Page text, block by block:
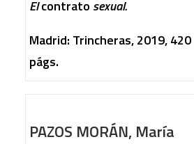
Elcontrato sexual.
Madrid: Trincheras, 2019, 420
págs.
PAZOS MORÁN, María